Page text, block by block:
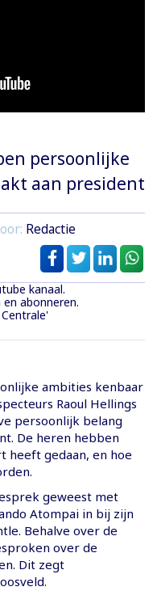
persoonlijke
aan president
Redactie
kanaal.
abonneren.
ambities kenbaar
Raoul Hellings
persoonlijk belang
De heren hebben
heeft gedaan, en hoe
geweest met
Atompai in bij zijn
Behalve over de
over de
Dit zegt